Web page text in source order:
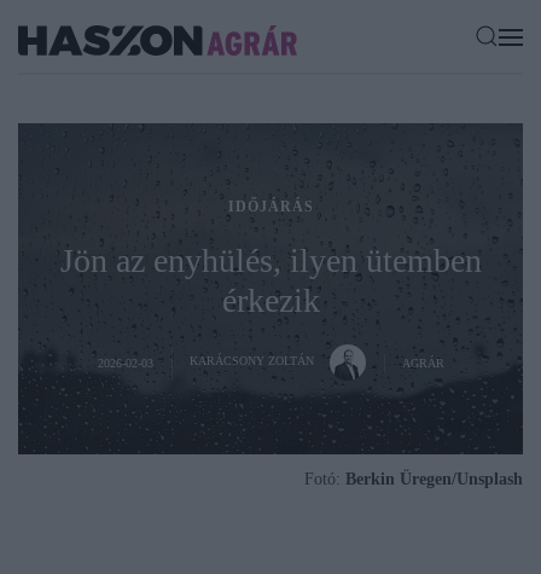
IDŐJÁRÁS
Jön az enyhülés, ilyen ütemben
érkezik
2026-02-03 KARÁCSONY ZOLTÁN AGRÁR
Fotó: Berkin Üregen/Unsplash